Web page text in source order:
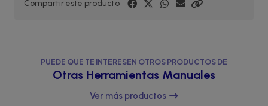
Compartir este producto
PUEDE QUE TE INTERESEN OTROS PRODUCTOS DE
Otras Herramientas Manuales
Ver más productos